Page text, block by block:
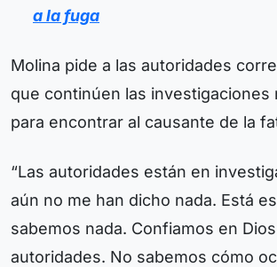
a la fuga
Molina pide a las autoridades
que continúen las investigaciones
para encontrar al causante de la
“Las autoridades están en
aún no me han dicho nada. Está
sabemos nada. Confiamos en
autoridades. No sabemos cómo